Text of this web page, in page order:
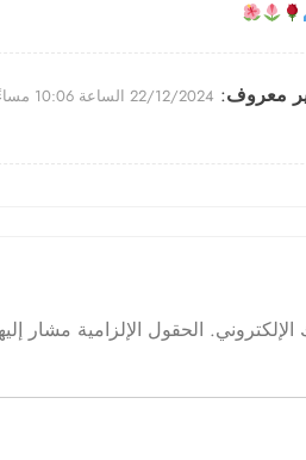
معروف: 22/12/2024 الساعة 10:06 مساءً
الحقول الإلزامية مشار